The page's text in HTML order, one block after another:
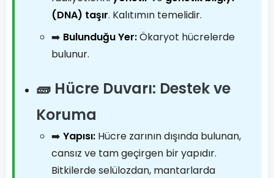
(DNA) taşır. Kalıtımın temelidir.
➡️ Bulunduğu Yer:Ökaryot hücrelerde
bulunur.
🧱 Hücre Duvarı: Destek ve
Koruma
➡️ Yapısı: Hücre zarının dışında bulunan,
cansız ve tam geçirgen bir yapıdır.
Bitkilerde selülozdan, mantarlarda